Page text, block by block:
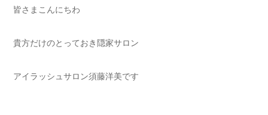
皆さまこんにちわ
貴方だけのとっておき隠家サロン
アイラッシュサロン須藤洋美です